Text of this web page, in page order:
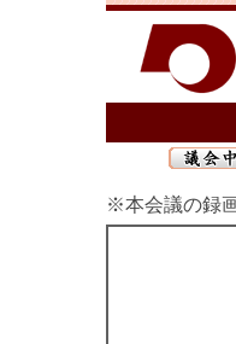
※本会議の録